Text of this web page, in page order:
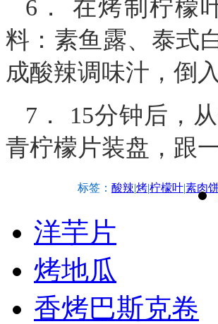
6． 在烤制柠檬
料：素鱼露、泰式
成酸辣调味汁，倒
7． 15分钟后，
青柠檬片装盘，跟
标签： 酸辣|烤|柠檬叶|素肉
洋芋片
烤地瓜
香烤巴斯克卷